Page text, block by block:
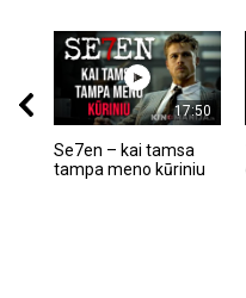
17:50
Se7en – kai tamsa
tampa meno kūriniu